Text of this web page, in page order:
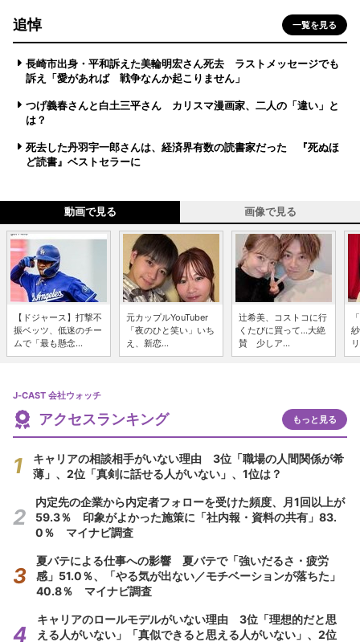
追悼 一覧を見る
長崎市出身・平和訴えた美輪明宏さん死去 ラストメッセージでも
訴え「愛があれば 戦争なんか起こりません」
つげ義春さんと白土三平さん カリスマ漫画家、二人の「違い」と
は？
死去した丹羽宇一郎さんは、経済界有数の読書家だった 『死ぬほ
ど読書』ベストセラーに
動画で見る 画像で見る
【ドジャース】打撃不
振ベッツ、低迷のチー
ムで「最も懸念...
元カップルYouTuber
「夜のひと笑い」いち
え、新恋...
辻希美、コストコに行
くたびに買って...大絶
賛 少しア...
J-CAST 会社ウォッチ
アクセスランキング もっと見る
キャリアの相談相手がいない理由 3位「職場の人間関係が希
薄」、2位「真剣に話せる人がいない」、1位は？
内定先の企業から内定者フォローを受けた頻度、月1回以上が
59.3％ 印象がよかった施策に「社内報・資料の共有」83.
0％ マイナビ調査
夏バテによる仕事への影響 夏バテで「強いだるさ・疲労
感」51.0％、「やる気が出ない／モチベーションが落ちた」
40.8％ マイナビ調査
キャリアのロールモデルがいない理由 3位「理想的だと思
える人がいない」「真似できると思える人がいない」、2位